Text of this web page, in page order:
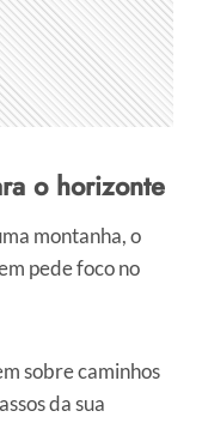
o horizonte
montanha, o
pede foco no
sobre caminhos
da sua